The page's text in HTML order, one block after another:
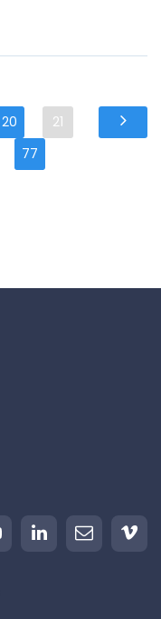
20
21
77